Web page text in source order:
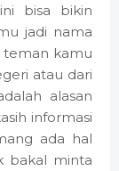
bisa bikin
jadi nama
teman kamu
atau dari
alasan
informasi
ada hal
bakal minta